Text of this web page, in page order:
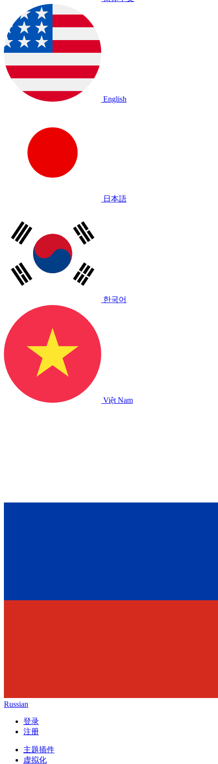
English
日本語
한국어
Việt Nam
Russian
登录
注册
主题插件
虚拟化